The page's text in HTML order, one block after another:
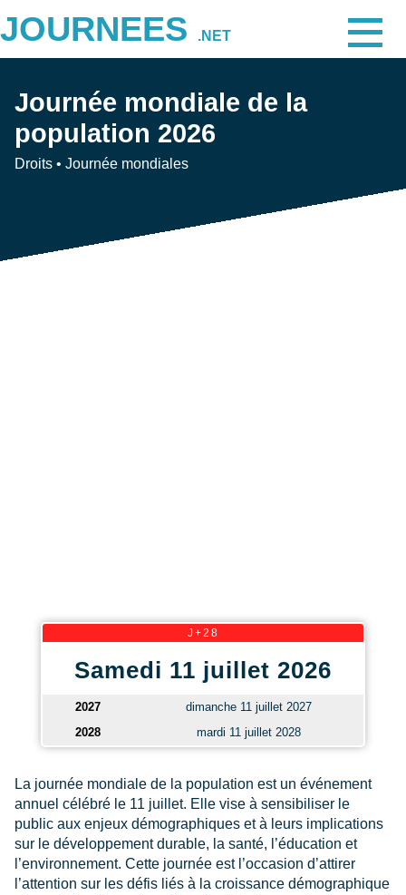
JOURNEES .NET
Journée mondiale de la
population 2026
Droits • Journée mondiales
J+28
Samedi 11 juillet 2026
2027
dimanche 11 juillet 2027
2028
mardi 11 juillet 2028
La journée mondiale de la population est un événement
annuel célébré le 11 juillet. Elle vise à sensibiliser le
public aux enjeux démographiques et à leurs implications
sur le développement durable, la santé, l’éducation et
l’environnement. Cette journée est l’occasion d’attirer
l’attention sur les défis liés à la croissance démographique